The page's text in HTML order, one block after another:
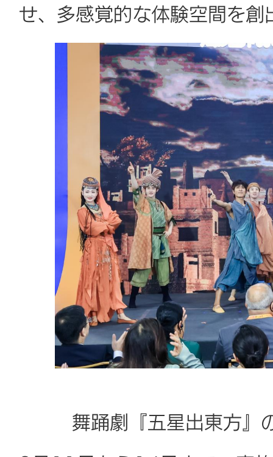
せ、多感覚的な体験空間を創
舞踊劇『五星出東方』